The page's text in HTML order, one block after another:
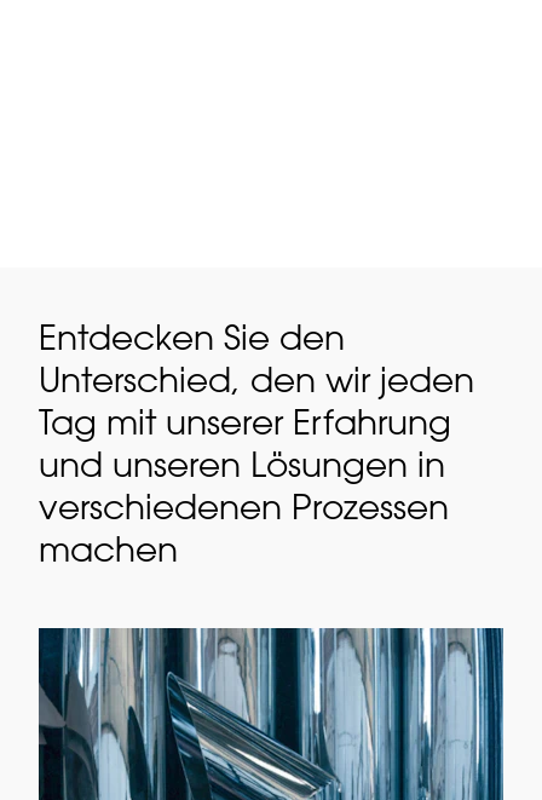
Entdecken Sie den
Unterschied, den wir jeden
Tag mit unserer Erfahrung
und unseren Lösungen in
verschiedenen Prozessen
machen